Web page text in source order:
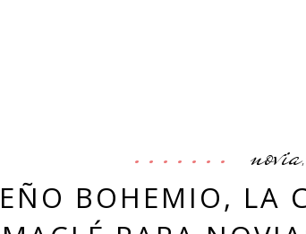
novia,
BOHEMIO, LA